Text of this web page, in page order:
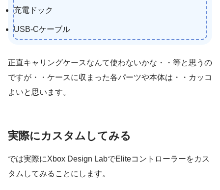
充電ドック
USB-Cケーブル
正直キャリングケースなんて使わないかな・・等と思うの
ですが・・ケースに収まった各パーツや本体は・・カッコ
よいと思います。
実際にカスタムしてみる
では実際にXbox Design LabでEliteコントローラーをカス
タムしてみることにします。